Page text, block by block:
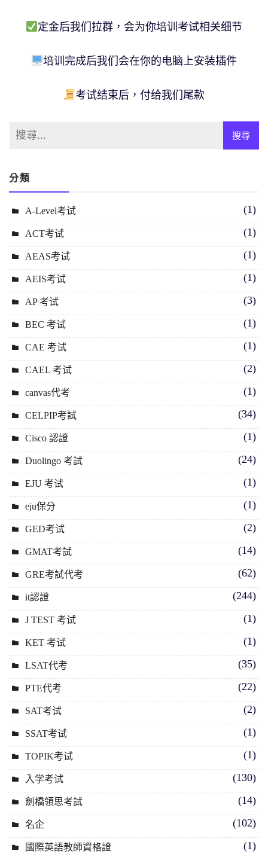
定金后我们拉群，会为你培训考试相关细节
培训完成后我们会在你的电脑上安装插件
考试结束后，付给我们尾款
分類
A-Level考试 (1)
ACT考试 (1)
AEAS考试 (1)
AEIS考试 (1)
AP 考试 (3)
BEC 考试 (1)
CAE 考试 (1)
CAEL 考试 (2)
canvas代考 (1)
CELPIP考試 (34)
Cisco 認證 (1)
Duolingo 考試 (24)
EJU 考试 (1)
eju保分 (1)
GED考试 (2)
GMAT考試 (14)
GRE考試代考 (62)
it認證 (244)
J TEST 考试 (1)
KET 考试 (1)
LSAT代考 (35)
PTE代考 (22)
SAT考试 (2)
SSAT考试 (1)
TOPIK考试 (1)
入学考试 (130)
劍橋領思考試 (14)
名企 (102)
國際英語教師資格證 (1)